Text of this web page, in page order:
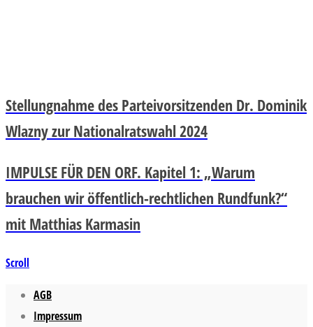
Stellungnahme des Parteivorsitzenden Dr. Dominik
Wlazny zur Nationalratswahl 2024
IMPULSE FÜR DEN ORF. Kapitel 1: „Warum
brauchen wir öffentlich-rechtlichen Rundfunk?“
mit Matthias Karmasin
Scroll
AGB
Impressum